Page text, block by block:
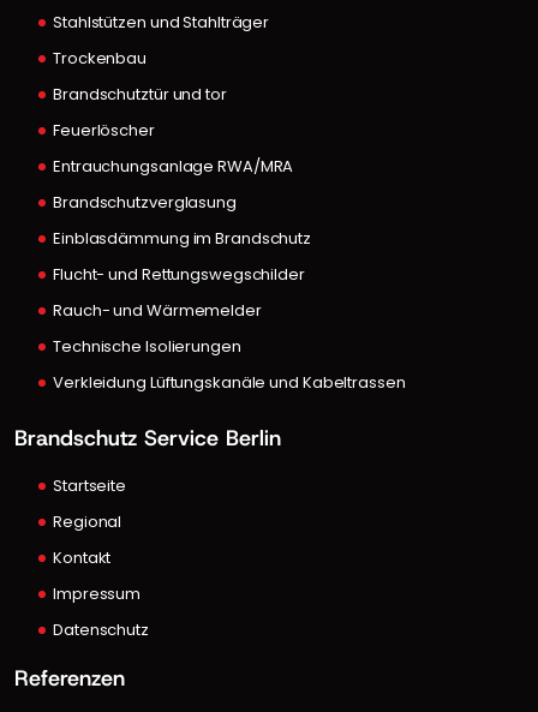
Stahlstützen und Stahlträger
Trockenbau
Brandschutztür und tor
Feuerlöscher
Entrauchungsanlage RWA/MRA
Brandschutzverglasung
Einblasdämmung im Brandschutz
Flucht- und Rettungswegschilder
Rauch- und Wärmemelder
Technische Isolierungen
Verkleidung Lüftungskanäle und Kabeltrassen
Brandschutz Service Berlin
Startseite
Regional
Kontakt
Impressum
Datenschutz
Referenzen